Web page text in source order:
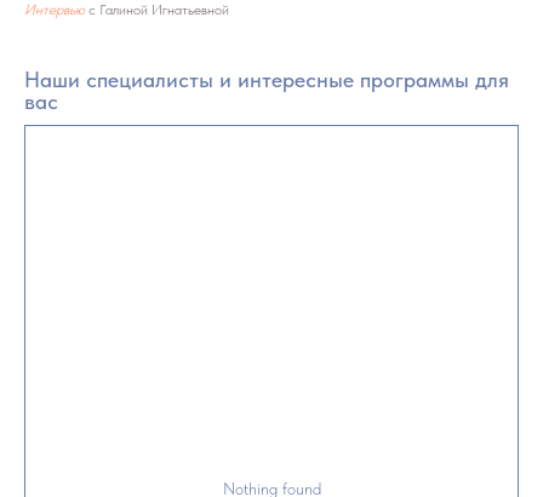
Интервьюс Галиной Игнатьевной
Наши специалисты и интересные программы для
вас
Nothing found